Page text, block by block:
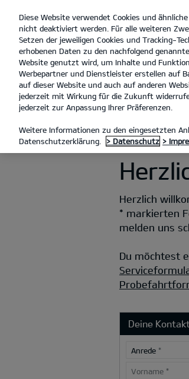
open
menu
KONTAKT
Herzlich
* markierten
melden uns
Du möchtest
Deine
Anrede *
Vorname *
Diese Website verwendet Cookies und
nicht deaktiviert werden. Für alle weiteren
Setzen der jeweiligen Cookies und Tracking-
erhobenen Daten zu den nachfolgend
Website genutzt wird, um Inhalte und
Werbepartner und Dienstleister erstellen auf
auf dieser Website und auch auf anderen
jederzeit mit Wirkung für die Zukunft
jederzeit zur Anpassung Ihrer Präferenzen.
Weitere Informationen zu den eingesetzten
Datenschutzerklärung.
> Datenschutz >